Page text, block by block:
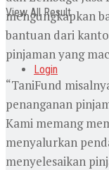
View All Result
Login
mengungkapkan
bantuan dari
pinjaman yang
“TaniFund
penanganan
Kami memang
menyalurkan
menyelesaikan